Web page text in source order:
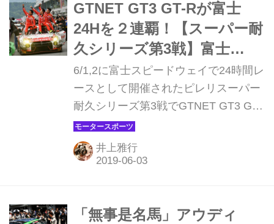
GTNET GT3 GT-Rが富士
24Hを２連覇！【スーパー耐
久シリーズ第3戦】富士
SUPER TEC 24時間レース
6/1,2に富士スピードウェイで24時間レ
ースとして開催されたピレリスーパー
耐久シリーズ第3戦でGTNET GT3 GT-
Rが昨年に続き勝利、富士24Hレース
２連覇を達成した。レース中のSC導入
がなかったこともあり、周回数は801
井上雅行
「無事是名馬」アウディ